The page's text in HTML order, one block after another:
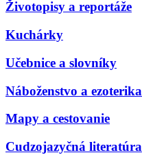
Životopisy a reportáže
Kuchárky
Učebnice a slovníky
Náboženstvo a ezoterika
Mapy a cestovanie
Cudzojazyčná literatúra